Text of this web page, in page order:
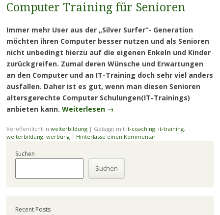
Computer Training für Senioren
Immer mehr User aus der „Silver Surfer“- Generation
möchten ihren Computer besser nutzen und als Senioren
nicht unbedingt hierzu auf die eigenen Enkeln und Kinder
zurückgreifen. Zumal deren Wünsche und Erwartungen
an den Computer und an IT-Training doch sehr viel anders
ausfallen. Daher ist es gut, wenn man diesen Senioren
altersgerechte Computer Schulungen(IT-Trainings)
anbieten kann. Weiterlesen →
Veröffentlicht in weiterbildung | Getaggt mit it-coaching, it-training,
weiterbildung, werbung | Hinterlasse einen Kommentar
Suchen
Suchen
Recent Posts